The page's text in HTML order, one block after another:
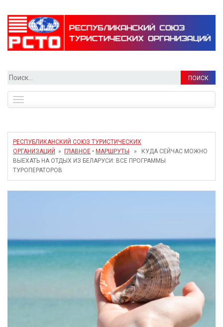
Найти:
navigation
РЕСПУБЛИКАНСКИЙ СОЮЗ ТУРИСТИЧЕСКИХ
ОРГАНИЗАЦИЙ
» ГЛАВНОЕ • МАРШРУТЫ
» КУДА СЕЙЧАС МОЖНО
ВЫЕХАТЬ НА ОТДЫХ ИЗ БЕЛАРУСИ: ВСЕ ПРОГРАММЫ
ТУРОПЕРАТОРОВ